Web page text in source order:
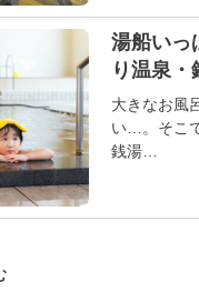
湯船いっ
り温泉
大きなお風
い…。そこ
銭湯…